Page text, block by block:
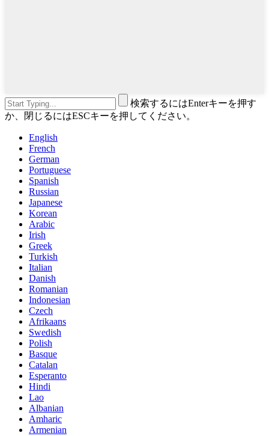
検索するにはEnterキーを押す
か、閉じるにはESCキーを押してください。
English
French
German
Portuguese
Spanish
Russian
Japanese
Korean
Arabic
Irish
Greek
Turkish
Italian
Danish
Romanian
Indonesian
Czech
Afrikaans
Swedish
Polish
Basque
Catalan
Esperanto
Hindi
Lao
Albanian
Amharic
Armenian